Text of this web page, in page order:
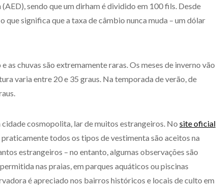
sendo que um dirham é dividido em 100 fils. Desde
que significa que a taxa de câmbio nunca muda – um dólar
as chuvas são extremamente raras. Os meses de inverno vão
varia entre 20 e 35 graus. Na temporada de verão, de
cidade cosmopolita, lar de muitos estrangeiros. No site oficial
praticamente todos os tipos de vestimenta são aceitos na
estrangeiros – no entanto, algumas observações são
nas praias, em parques aquáticos ou piscinas
é apreciado nos bairros históricos e locais de culto em